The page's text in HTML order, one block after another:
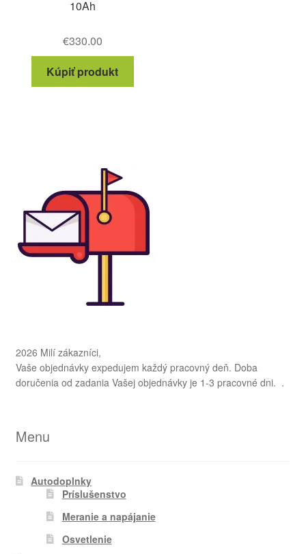
10Ah
€330.00
Kúpiť produkt
2026 Milí zákazníci,
Vaše objednávky expedujem každý pracovný deň. Doba
doručenia od zadania Vašej objednávky je 1-3 pracovné dni. .
Menu
Autodoplnky
Príslušenstvo
Meranie a napájanie
Osvetlenie